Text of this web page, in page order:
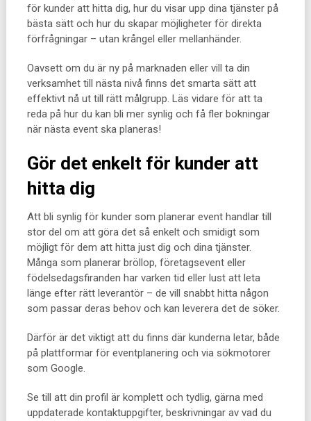
för kunder att hitta dig, hur du visar upp dina tjänster på
bästa sätt och hur du skapar möjligheter för direkta
förfrågningar – utan krångel eller mellanhänder.
Oavsett om du är ny på marknaden eller vill ta din
verksamhet till nästa nivå finns det smarta sätt att
effektivt nå ut till rätt målgrupp. Läs vidare för att ta
reda på hur du kan bli mer synlig och få fler bokningar
när nästa event ska planeras!
Gör det enkelt för kunder att
hitta dig
Att bli synlig för kunder som planerar event handlar till
stor del om att göra det så enkelt och smidigt som
möjligt för dem att hitta just dig och dina tjänster.
Många som planerar bröllop, företagsevent eller
födelsedagsfiranden har varken tid eller lust att leta
länge efter rätt leverantör – de vill snabbt hitta någon
som passar deras behov och kan leverera det de söker.
Därför är det viktigt att du finns där kunderna letar, både
på plattformar för eventplanering och via sökmotorer
som Google.
Se till att din profil är komplett och tydlig, gärna med
uppdaterade kontaktuppgifter, beskrivningar av vad du